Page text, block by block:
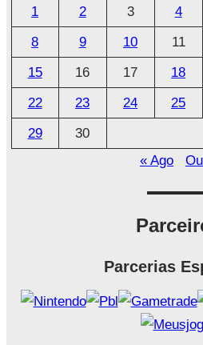
v
o
1 2 3 4
8
9 10 11
15
16 17 18
22
23 24 25
29
30
« Ago
Parcerias